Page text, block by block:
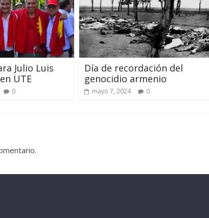
Julio Luis
UTE
0
Día de recordación del
genocidio armenio
mayo 7, 2024 0